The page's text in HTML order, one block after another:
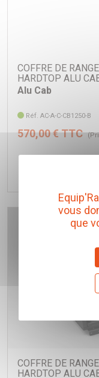
COFFRE DE
HARDTOP ALU
Alu Cab
Réf. AC-A-C-CB1250-B
570,00 € TTC
COFFRE DE
HARDTOP ALU
vous
que